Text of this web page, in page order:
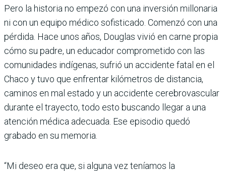
Pero la historia no empezó con una inversión millonaria
ni con un equipo médico sofisticado. Comenzó con una
pérdida. Hace unos años, Douglas vivió en carne propia
cómo su padre, un educador comprometido con las
comunidades indígenas, sufrió un accidente fatal en el
Chaco y tuvo que enfrentar kilómetros de distancia,
caminos en mal estado y un accidente cerebrovascular
durante el trayecto, todo esto buscando llegar a una
atención médica adecuada. Ese episodio quedó
grabado en su memoria.
“Mi deseo era que, si alguna vez teníamos la